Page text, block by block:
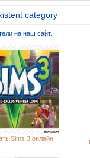
category
на наш сайт.
Sims 3 онлайн